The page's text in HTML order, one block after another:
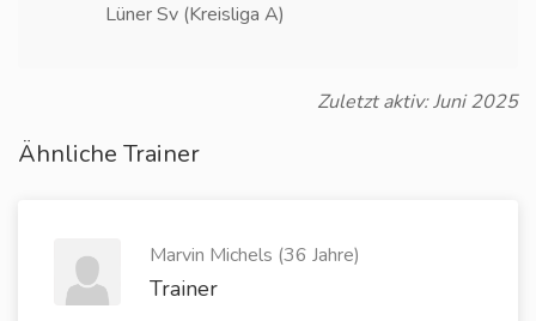
Lüner Sv (Kreisliga A)
Zuletzt aktiv: Juni 2025
Ähnliche Trainer
Marvin Michels (36 Jahre)
Trainer